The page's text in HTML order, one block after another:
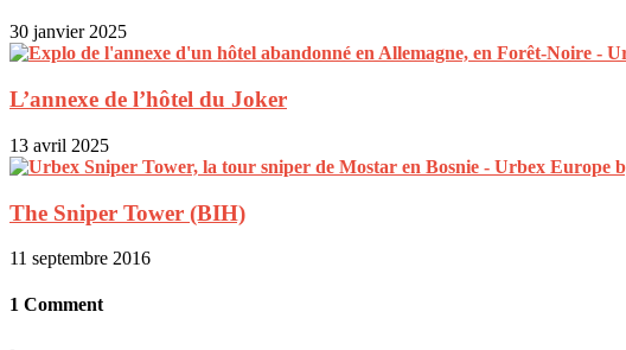
30 janvier 2025
L’annexe de l’hôtel du Joker
13 avril 2025
The Sniper Tower (BIH)
11 septembre 2016
1 Comment